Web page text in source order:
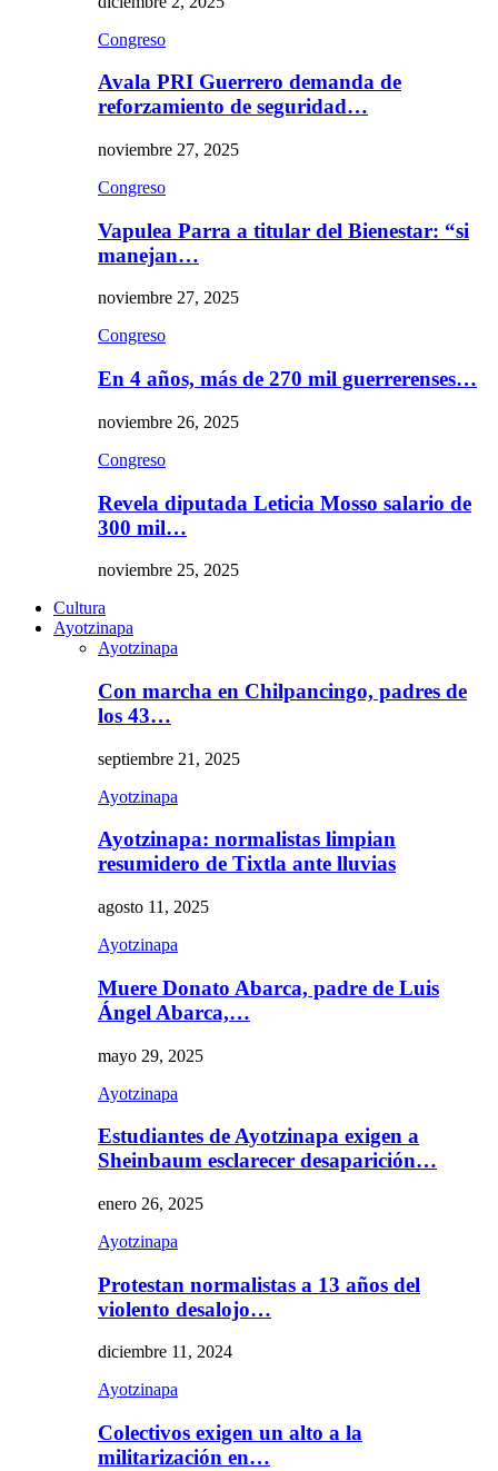
Congreso
Avala PRI Guerrero demanda de
reforzamiento de seguridad…
noviembre 27, 2025
Congreso
Vapulea Parra a titular del Bienestar: “si
manejan…
noviembre 27, 2025
Congreso
En 4 años, más de 270 mil guerrerenses…
noviembre 26, 2025
Congreso
Revela diputada Leticia Mosso salario de
300 mil…
noviembre 25, 2025
Cultura
Ayotzinapa
Ayotzinapa
Con marcha en Chilpancingo, padres de
los 43…
septiembre 21, 2025
Ayotzinapa
Ayotzinapa: normalistas limpian
resumidero de Tixtla ante lluvias
agosto 11, 2025
Ayotzinapa
Muere Donato Abarca, padre de Luis
Ángel Abarca,…
mayo 29, 2025
Ayotzinapa
Estudiantes de Ayotzinapa exigen a
Sheinbaum esclarecer desaparición…
enero 26, 2025
Ayotzinapa
Protestan normalistas a 13 años del
violento desalojo…
diciembre 11, 2024
Ayotzinapa
Colectivos exigen un alto a la
militarización en…